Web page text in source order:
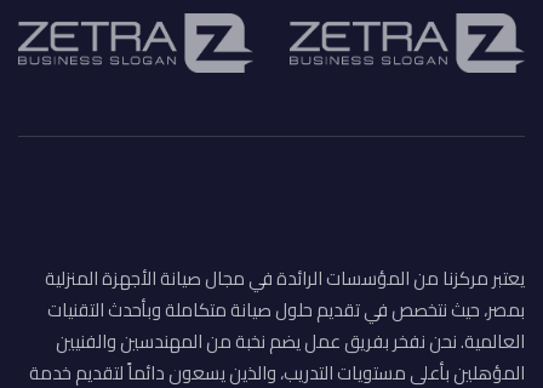
يعتبر مركزنا من المؤسسات الرائدة في مجال صيانة الأجهزة المنزلية
بمصر، حيث نتخصص في تقديم حلول صيانة متكاملة وبأحدث التقنيات
العالمية. نحن نفخر بفريق عمل يضم نخبة من المهندسين والفنيين
المؤهلين بأعلى مستويات التدريب، والذين يسعون دائماً لتقديم خدمة